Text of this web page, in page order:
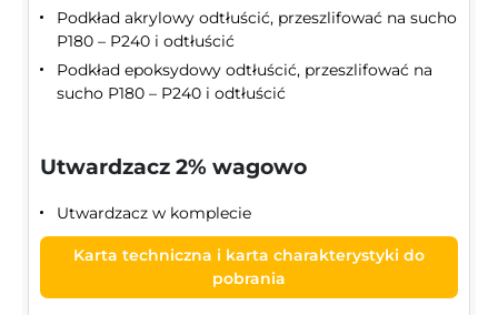
Podkład akrylowy odtłuścić, przeszlifować na sucho
P180 – P240 i odtłuścić
Podkład epoksydowy odtłuścić, przeszlifować na
sucho P180 – P240 i odtłuścić
Utwardzacz 2% wagowo
Utwardzacz w komplecie
Karta techniczna i karta charakterystyki do
pobrania